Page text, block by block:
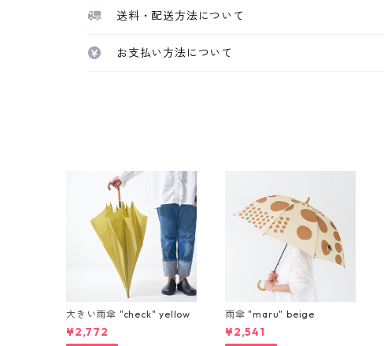
送料・配送方法について
お支払い方法について
大きい雨傘 "check" yellow
¥2,772
雨傘 "maru" beige
¥2,541